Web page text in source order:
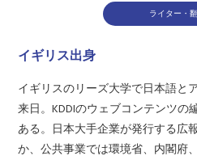
ライター・
イギリス出身
イギリスのリーズ大学で日本語と
来日。KDDIのウェブコンテンツ
ある。日本大手企業が発行する広
か、公共事業では環境省、内閣府